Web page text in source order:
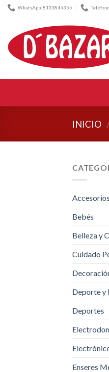
Skip
content
WhatsApp: 8133845355
INICIO
Accesorios
Bebés
Belleza y
Cuidado
Deporte y
Deportes
Enseres